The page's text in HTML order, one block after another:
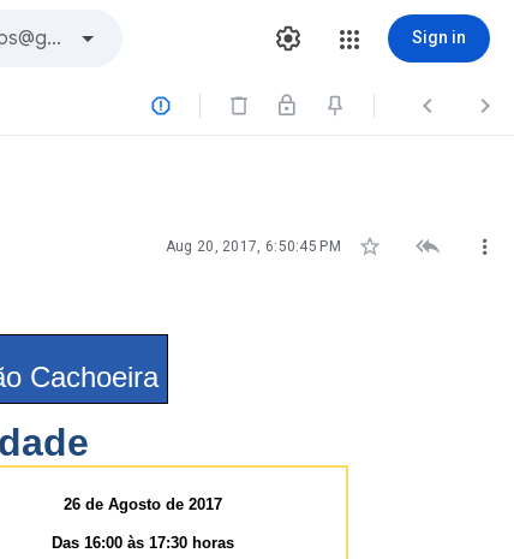
Sign in
  
Aug 20, 2017, 6:50:45 PM   
Cachoeira
26 de Agosto de 2017
Das 16:00 às 17:30 horas